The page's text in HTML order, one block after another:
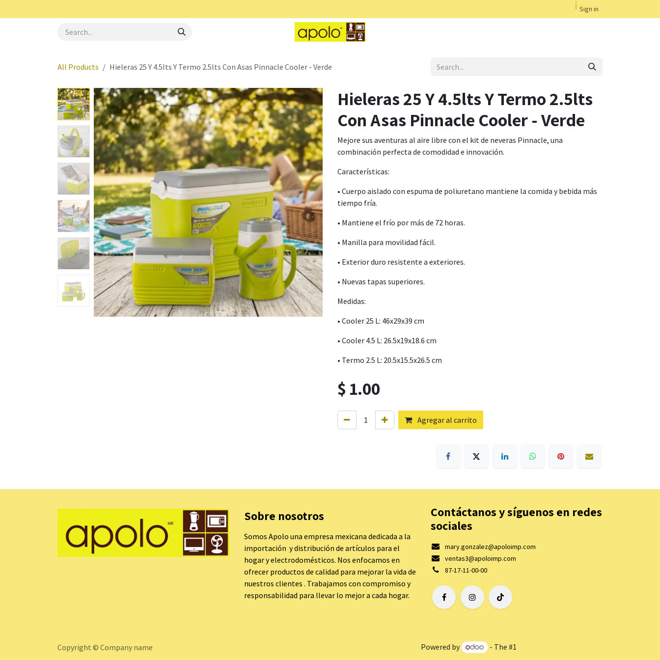
Sign in
All Products Hieleras 25 Y 4.5lts Y Termo 2.5lts Con Asas Pinnacle Cooler - Verde
Hieleras 25 Y 4.5lts Y Termo 2.5lts
Con Asas Pinnacle Cooler - Verde
Mejore sus aventuras al aire libre con el kit de neveras Pinnacle, una
combinación perfecta de comodidad e innovación.
Características:
• Cuerpo aislado con espuma de poliuretano mantiene la comida y bebida más
tiempo fría.
• Mantiene el frío por más de 72 horas.
• Manilla para movilidad fácil.
• Exterior duro resistente a exteriores.
• Nuevas tapas superiores.
Medidas:
• Cooler 25 L: 46x29x39 cm
• Cooler 4.5 L: 26.5x19x18.6 cm
• Termo 2.5 L: 20.5x15.5x26.5 cm
$ 1.00
Agregar al carrito
Sobre nosotros
Somos Apolo una empresa mexicana dedicada a la
importación y distribución de artículos para el
hogar y electrodomésticos. Nos enfocamos en
ofrecer productos de calidad para mejorar la vida de
nuestros clientes . Trabajamos con compromiso y
responsabilidad para llevar lo mejor a cada hogar.
Contáctanos y síguenos en redes
sociales
mary.gonzalez@apoloimp.com
ventas3@apoloimp.com
87-17-11-00-00
Copyright © Company name Powered by - The #1